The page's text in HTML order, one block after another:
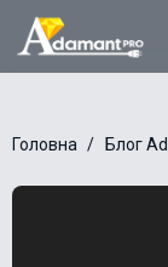
Головна Блог